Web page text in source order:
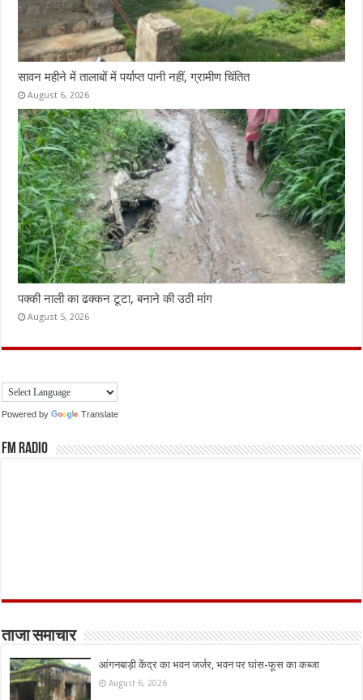
सावन महीने में तालाबों में पर्याप्त पानी नहीं, ग्रामीण चिंतित
August 6, 2026
पक्की नाली का ढक्कन टूटा, बनाने की उठी मांग
August 5, 2026
Powered by Translate
FM Radio
ताजा समाचार
आंगनबाड़ी केंद्र का भवन जर्जर, भवन पर घांस-फूस का कब्जा
August 6, 2026